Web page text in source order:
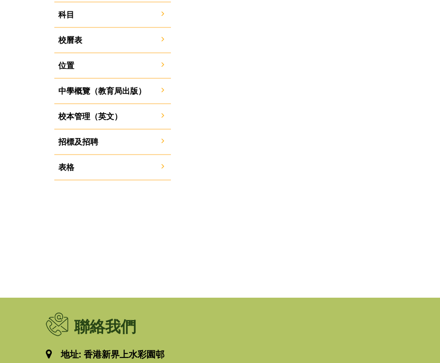
科目
校曆表
位置
中學概覽（教育局出版）
校本管理（英文）
招標及招聘
表格
聯絡我們
地址: 香港新界上水彩園邨